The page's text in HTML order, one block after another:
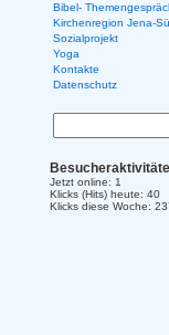
Bibel-
Kirchenregion Jena-
Sozialprojekt
Yoga
Kontakte
Datenschutz
Jetzt online: 1
Klicks (Hits) heute: 40
Klicks diese Woche: